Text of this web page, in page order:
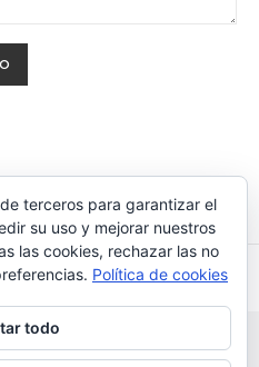
terceros para garantizar el
su uso y mejorar nuestros
las cookies, rechazar las no
Política de cookies
todo